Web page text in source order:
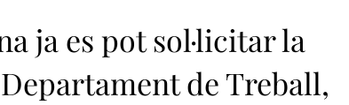
ja es pot sol·licitar la
de Treball,